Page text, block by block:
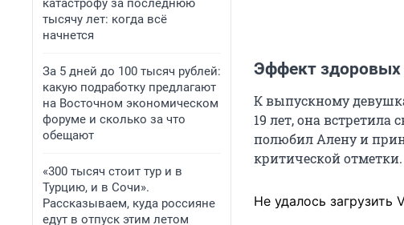
катастрофу за последнюю
тысячу лет: когда всё
начнется
За 5 дней до 100 тысяч рублей:
какую подработку предлагают
на Восточном экономическом
форуме и сколько за что
обещают
«300 тысяч стоит тур и в
Турцию, и в Сочи».
Рассказываем, куда россияне
едут в отпуск этим летом
Эффект здоровых
К выпускному
19 лет, она встретила
полюбил Алену и
критической отметки.
Не удалось загрузить